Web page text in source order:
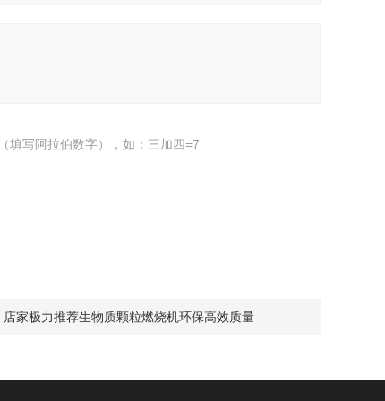
填写阿拉伯数字），如：三加四=7
店家极力推荐生物质颗粒燃烧机环保高效质量